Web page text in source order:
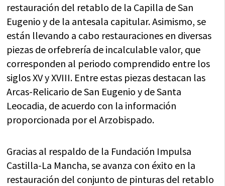
restauración del retablo de la Capilla de San
Eugenio y de la antesala capitular. Asimismo, se
están llevando a cabo restauraciones en diversas
piezas de orfebrería de incalculable valor, que
corresponden al periodo comprendido entre los
siglos XV y XVIII. Entre estas piezas destacan las
Arcas-Relicario de San Eugenio y de Santa
Leocadia, de acuerdo con la información
proporcionada por el Arzobispado.
Gracias al respaldo de la Fundación Impulsa
Castilla-La Mancha, se avanza con éxito en la
restauración del conjunto de pinturas del retablo